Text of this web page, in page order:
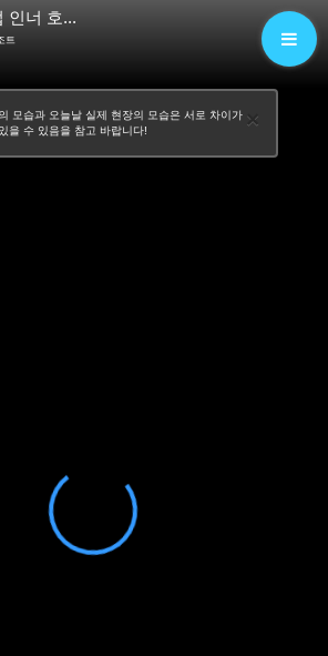
인너 호...
트
×
모습과 오늘날 실제 현장의 모습은 서로 차이가
있을 수 있음을 참고 바랍니다!